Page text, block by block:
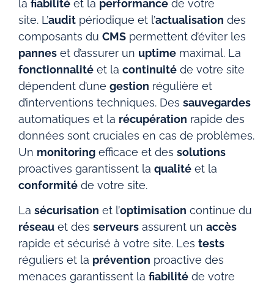
la fiabilité et la performance de votre
site. L’audit périodique et l’actualisation des
composants du CMS permettent d’éviter les
pannes et d’assurer un uptime maximal. La
fonctionnalité et la continuité de votre site
dépendent d’une gestion régulière et
d’interventions techniques. Des sauvegardes
automatiques et la récupération rapide des
données sont cruciales en cas de problèmes.
Un monitoring efficace et des solutions
proactives garantissent la qualité et la
conformité de votre site.
La sécurisation et l’optimisation continue du
réseau et des serveurs assurent un accès
rapide et sécurisé à votre site. Les tests
réguliers et la prévention proactive des
menaces garantissent la fiabilité de votre